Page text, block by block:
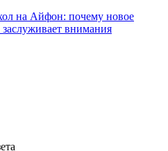
на Айфон: почему новое
внимания